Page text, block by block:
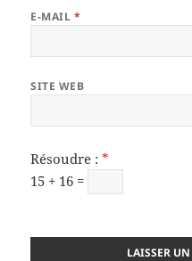
E-MAIL *
SITE WEB
Résoudre :*
15 + 16 =